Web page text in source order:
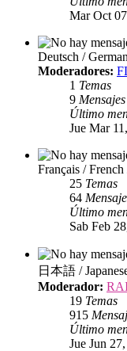
Mar Oct
Deutsch /
Moderadores:
1 Temas
9 Mensajes
Último
Jue Mar
Français / French
25 Temas
64
Último
Sab Feb
日本語 /
Moderador:
19 Temas
915
Último
Jue Jun